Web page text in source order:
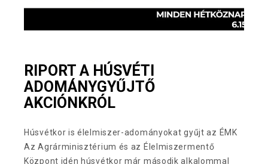
RIPORT A HÚSVÉTI
ADOMÁNYGYŰJTŐ
AKCIÓNKRÓL
Húsvétkor is élelmiszer-adományokat gyűjt az ÉMK
Az Agrárminisztérium és az Élelmiszermentő
Központ idén húsvétkor már második alkalommal